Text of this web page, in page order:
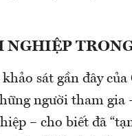
NGHIỆP
sát gần đây
người tham
– cho biết đã